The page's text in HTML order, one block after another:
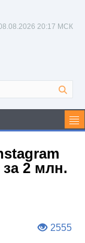
20:17 МСК
2 млн.
2555